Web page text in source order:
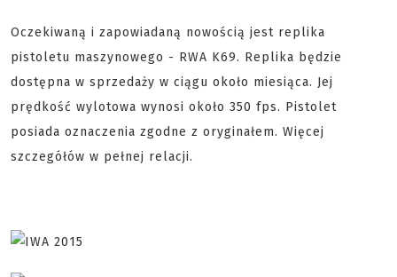
Oczekiwaną i zapowiadaną nowością jest replika
pistoletu maszynowego - RWA K69. Replika będzie
dostępna w sprzedaży w ciągu około miesiąca. Jej
prędkość wylotowa wynosi około 350 fps. Pistolet
posiada oznaczenia zgodne z oryginałem. Więcej
szczegółów w pełnej relacji.